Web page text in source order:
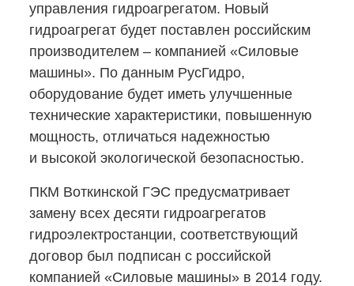
управления гидроагрегатом. Новый
гидроагрегат будет поставлен российским
производителем – компанией «Силовые
машины». По данным РусГидро,
оборудование будет иметь улучшенные
технические характеристики, повышенную
мощность, отличаться надежностью
и высокой экологической безопасностью.
ПКМ Воткинской ГЭС предусматривает
замену всех десяти гидроагрегатов
гидроэлектростанции, соответствующий
договор был подписан с российской
компанией «Силовые машины» в 2014 году.